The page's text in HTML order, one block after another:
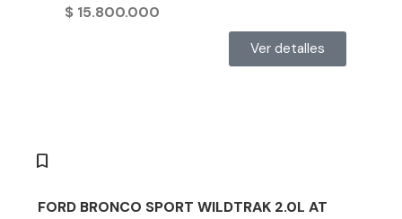
$ 15.800.000
Ver detalles
FORD BRONCO SPORT WILDTRAK 2.0L AT